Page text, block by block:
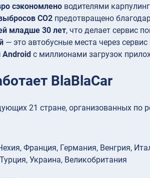
сэкономлено водителями
CO2 предотвращено
младше 30 лет, что делает сервис
— это автобусные места через сервис
Android с миллионами загрузок
BlaBlaCar
21 стране, организованных по
Франция, Германия, Венгрия,
Украина, Великобритания